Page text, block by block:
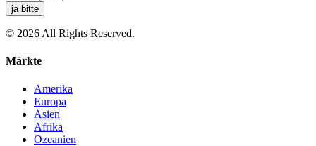
ja bitte
© 2026 All Rights Reserved.
Märkte
Amerika
Europa
Asien
Afrika
Ozeanien